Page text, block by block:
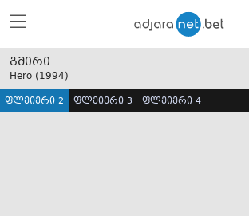
გმირი
Hero (1994)
ფლეიერი 2 ფლეიერი 3 ფლეიერი 4